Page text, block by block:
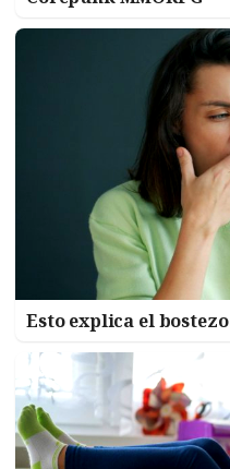
Esto explica el bostezo